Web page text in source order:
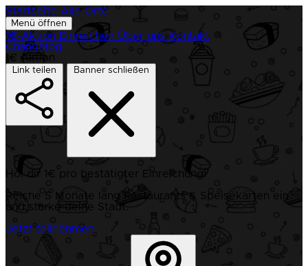
Startseite Alle Orte
Menü öffnen
1€-Aktion Einreichen Über uns Kontakt
Changelog
1€ Aktion
Link teilen Banner schließen
Hol dir 1€ pro bestätigter Einreichung!
Reiche 5 Monate lang Restaurants & Speisekarten ein
und stärke deine Stadt.
Jetzt teilnehmen